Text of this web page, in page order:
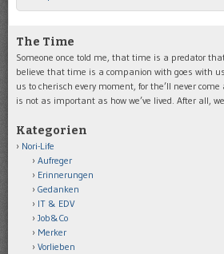
The Time
Someone once told me, that time is a predator
believe that time is a companion with goes with
us to cherisch every moment, for the’ll never
is not as important as how we’ve lived. After all,
Kategorien
Nori-Life
Aufreger
Erinnerungen
Gedanken
IT & EDV
Job&Co
Merker
Vorlieben